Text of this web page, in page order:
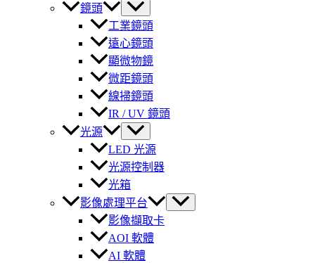
鏡頭
工業鏡頭
遠心鏡頭
顯微物鏡
微距鏡頭
線掃鏡頭
IR / UV 鏡頭
光源
LED 光源
光源控制器
光箱
影像處理平台
影像擷取卡
AOI 軟體
AI 軟體